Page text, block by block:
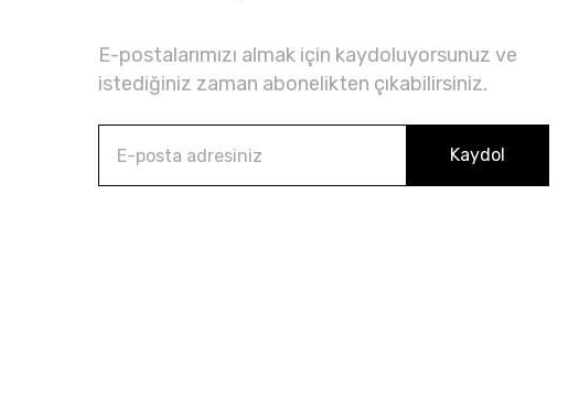
E-postalarımızı almak için kaydoluyorsunuz ve
istediğiniz zaman abonelikten çıkabilirsiniz.
Kaydol